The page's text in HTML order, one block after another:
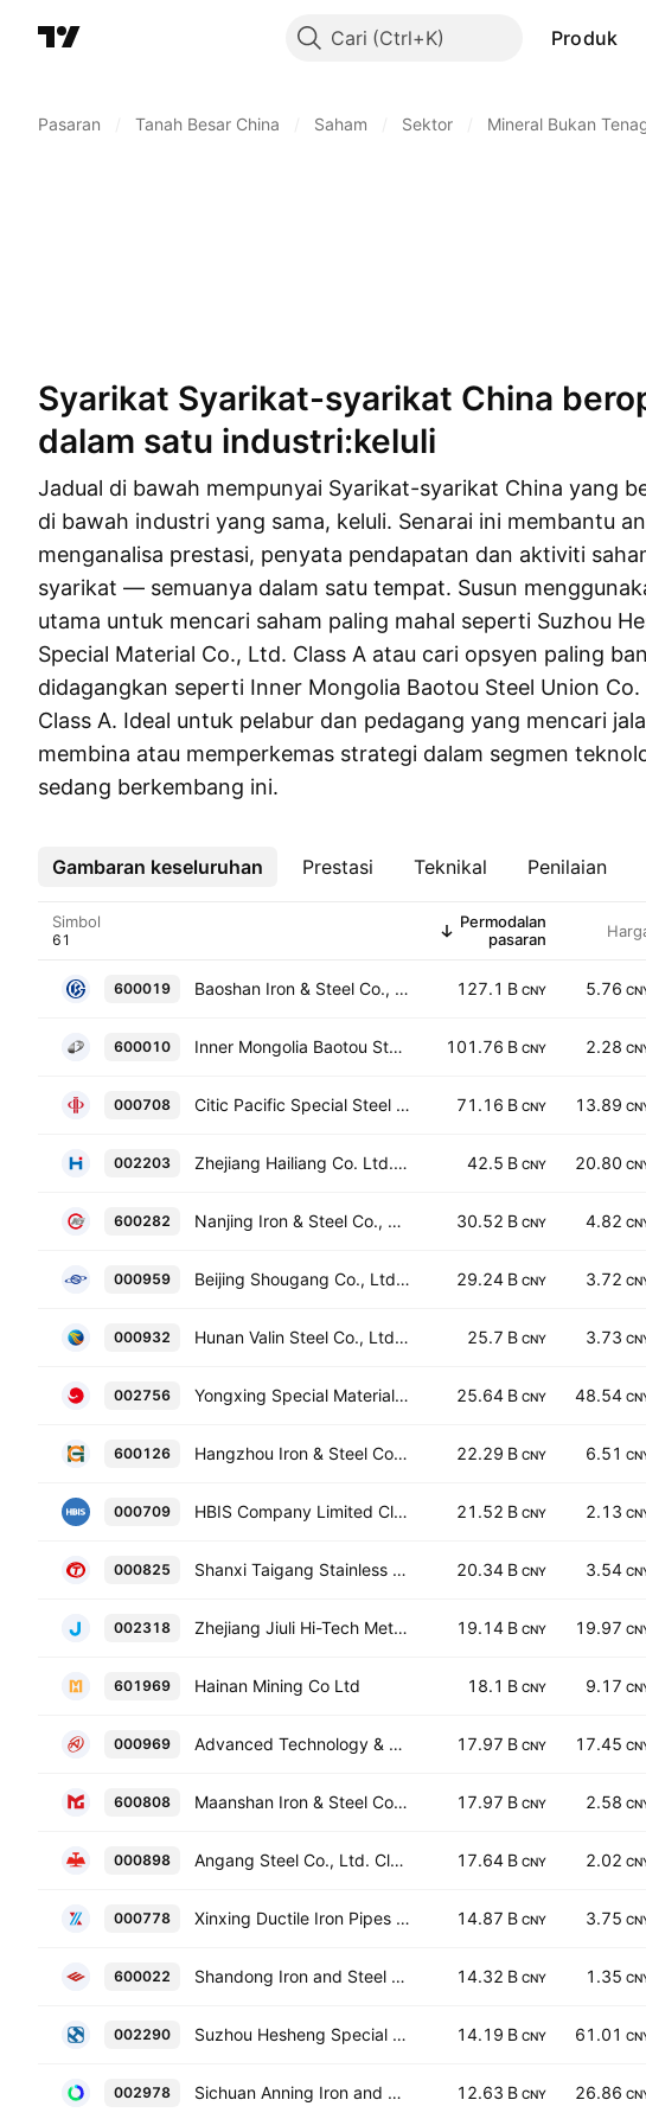
Cari Produk
Pasaran Tanah Besar China Saham Sektor Mineral Bukan
Syarikat Syarikat-syarikat China beroperasi
dalam satu industri:keluli
Jadual di bawah mempunyai Syarikat-syarikat China yang
di bawah industri yang sama, keluli. Senarai ini membantu
menganalisa prestasi, penyata pendapatan dan aktiviti
syarikat — semuanya dalam satu tempat. Susun
utama untuk mencari saham paling mahal seperti Suzhou
Special Material Co., Ltd. Class A atau cari opsyen paling
didagangkan seperti Inner Mongolia Baotou Steel Union Co.
Class A. Ideal untuk pelabur dan pedagang yang mencari
membina atau memperkemas strategi dalam segmen
sedang berkembang ini.
Gambaran keseluruhan Prestasi Teknikal Penilaian
Lebih
Simbol
Permodalan
pasaran
600019 Baoshan Iron & Steel Co., Ltd. Class A 127.1 B CNY 5.76
600010 Inner Mongolia Baotou Steel Union Co. Ltd. Class A 101.76 B CNY 2.28
000708 Citic Pacific Special Steel Group Co., Ltd. Class A 71.16 B CNY 13.89
002203 Zhejiang Hailiang Co. Ltd. Class A 42.5 B CNY 20.80
600282 Nanjing Iron & Steel Co., Ltd. Class A 30.52 B CNY 4.82
000959 Beijing Shougang Co., Ltd. Class A 29.24 B CNY 3.72
000932 Hunan Valin Steel Co., Ltd. Class A 25.7 B CNY 3.73
002756 Yongxing Special Materials Technology Co., Ltd. Class A 25.64 B CNY 48.54
600126 Hangzhou Iron & Steel Co., Ltd. Class A 22.29 B CNY 6.51
000709 HBIS Company Limited Class A 21.52 B CNY 2.13
000825 Shanxi Taigang Stainless Steel Co. Ltd. Class A 20.34 B CNY 3.54
002318 Zhejiang Jiuli Hi-Tech Metals Co., Ltd. Class A 19.14 B CNY 19.97
601969 Hainan Mining Co Ltd 18.1 B CNY 9.17
000969 Advanced Technology & Materials Co., Ltd. Class A 17.97 B CNY 17.45
600808 Maanshan Iron & Steel Co. Ltd. Class A 17.97 B CNY 2.58
000898 Angang Steel Co., Ltd. Class A 17.64 B CNY 2.02
000778 Xinxing Ductile Iron Pipes Co., Ltd. Class A 14.87 B CNY 3.75
600022 Shandong Iron and Steel Co Ltd Class A 14.32 B CNY 1.35
002290 Suzhou Hesheng Special Material Co., Ltd. Class A 14.19 B CNY 61.01
002978 Sichuan Anning Iron and Titanium Co. Ltd. Class A 12.63 B CNY 26.86